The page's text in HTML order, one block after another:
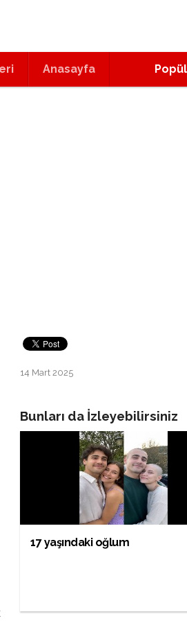
Anasayfa
14 Mart 2025
Bunları da İzleyebilirsiniz
17 yaşındaki oğlum